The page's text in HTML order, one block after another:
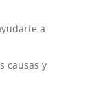
a
causas y